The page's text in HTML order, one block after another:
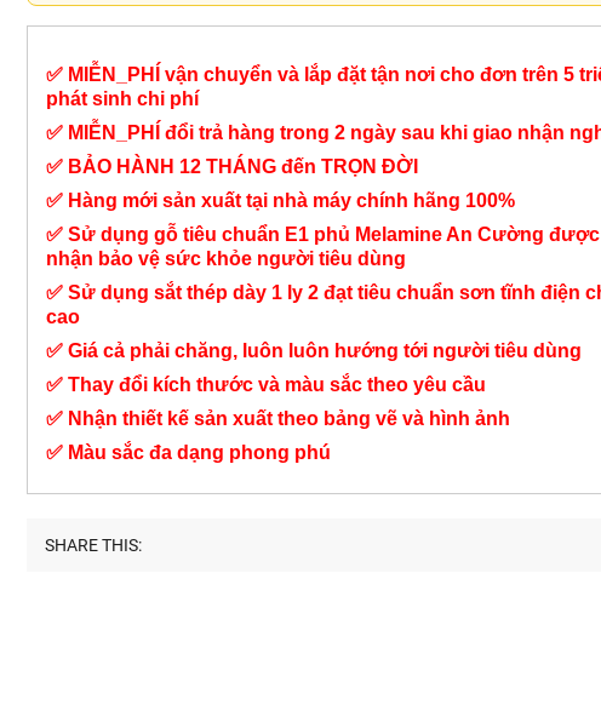
Bàn làm việc cụm 2
người chân sắt chéo
xanh lá KSLS14
Liên hệ
Bàn làm việc cụm 6
người chân sắt chéo
xanh lá KSLS22
Liên hệ
Tủ hồ sơ thấp quản lý
KSLS24
✅ MIỄN_PHÍ vận chuyển và lắp đặt tận nơi cho đơn trên 5
phát sinh chi phí
✅ MIỄN_PHÍ đổi trả hàng trong 2 ngày sau khi giao nhận
✅ BẢO HÀNH 12 THÁNG đến TRỌN ĐỜI
✅ Hàng mới sản xuất tại nhà máy chính hãng 100%
✅ Sử dụng gỗ tiêu chuẩn E1 phủ Melamine An Cường
nhận bảo vệ sức khỏe người tiêu dùng
✅ Sử dụng sắt thép dày 1 ly 2 đạt tiêu chuẩn sơn tĩnh điện
cao
✅ Giá cả phải chăng, luôn luôn hướng tới người tiêu dùng
✅ Thay đổi kích thước và màu sắc theo yêu cầu
✅ Nhận thiết kế sản xuất theo bảng vẽ và hình ảnh
✅ Màu sắc đa dạng phong phú
SHARE THIS: